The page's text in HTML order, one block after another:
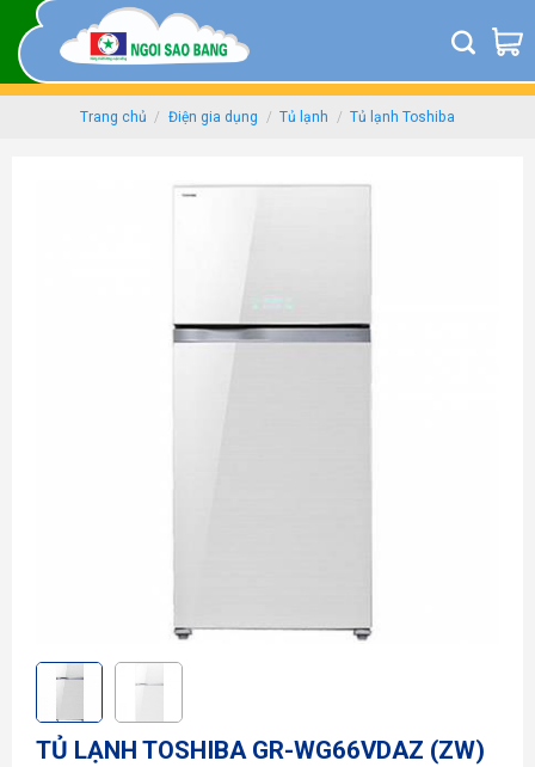
content
Trang chủ / Điện gia dụng / Tủ lạnh / Tủ lạnh Toshiba
TỦ LẠNH TOSHIBA GR-WG66VDAZ (ZW)